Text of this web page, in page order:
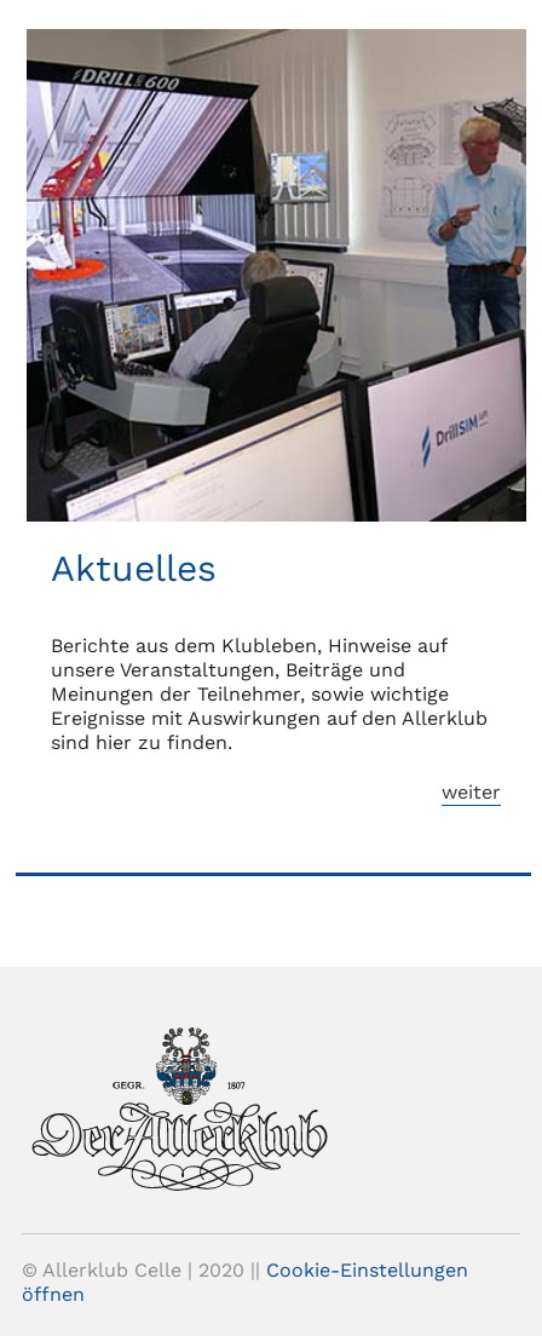
Aktuelles
Berichte aus dem Klubleben, Hinweise auf
unsere Veranstaltungen, Beiträge und
Meinungen der Teilnehmer, sowie wichtige
Ereignisse mit Auswirkungen auf den Allerklub
sind hier zu finden.
weiter
© Allerklub Celle | 2020 || Cookie-Einstellungen
öffnen